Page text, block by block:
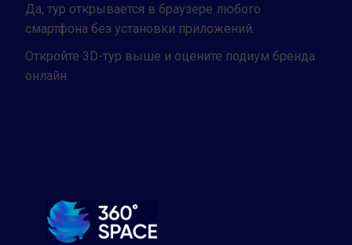
Да, тур открывается в браузере любого
смартфона без установки приложений.
Откройте 3D-тур выше и оцените подиум бренда
онлайн.